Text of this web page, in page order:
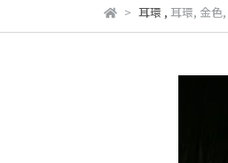
耳環 , 耳環, 金色,